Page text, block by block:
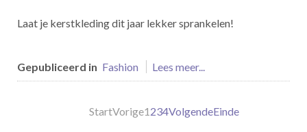
Laat je kerstkleding dit jaar lekker sprankelen!
Gepubliceerd in Fashion Lees meer...
StartVorige1 234VolgendeEinde